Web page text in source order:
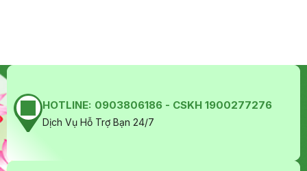
HOTLINE: 0903806186 - CSKH 1900277276
Dịch Vụ Hỗ Trợ Bạn 24/7